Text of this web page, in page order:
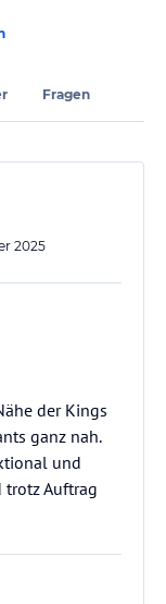
Fragen
2025
der Kings
ganz nah.
und
trotz Auftrag